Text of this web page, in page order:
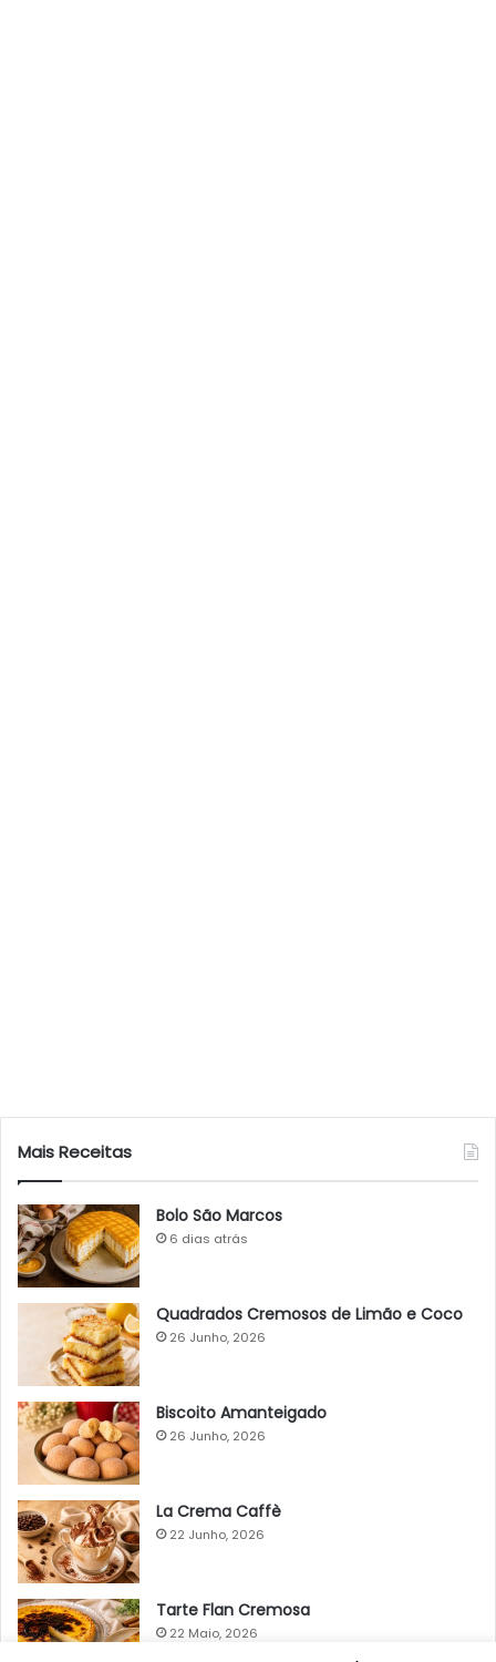
Mais Receitas
Bolo São Marcos
6 dias atrás
Quadrados Cremosos de Limão e Coco
26 Junho, 2026
Biscoito Amanteigado
26 Junho, 2026
La Crema Caffè
22 Junho, 2026
Tarte Flan Cremosa
22 Maio, 2026